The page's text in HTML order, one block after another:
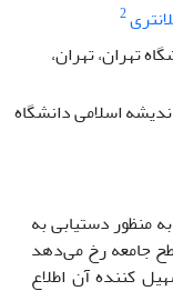
2
تهران، تهران،
اسلامی دانشگاه
منظور دستیابی به
جامعه رخ می‌دهد
کننده آن اطلاع